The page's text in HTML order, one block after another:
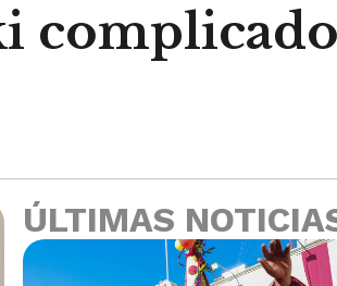
complicado
ÚLTIMAS